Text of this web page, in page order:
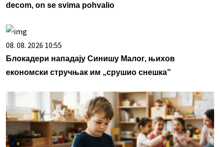
decom, on se svima pohvalio
08. 08. 2026 10:55
Блокадери нападају Синишу Малог, њихов
економски стручњак им „срушио снешка”